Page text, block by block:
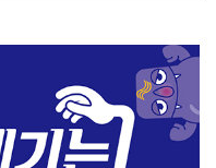
R
사
유 크
게
변
경
하
작
게
하
기